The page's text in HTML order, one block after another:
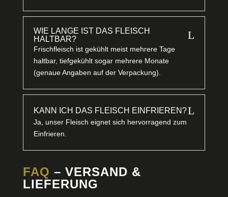
WIE LANGE IST DAS FLEISCH
HALTBAR?
L
Frischfleisch ist gekühlt meist mehrere Tage
haltbar, tiefgekühlt sogar mehrere Monate
(genaue Angaben auf der Verpackung).
KANN ICH DAS FLEISCH EINFRIEREN?L
Ja, unser Fleisch eignet sich hervorragend zum
Einfrieren.
FAQ – VERSAND &
LIEFERUNG